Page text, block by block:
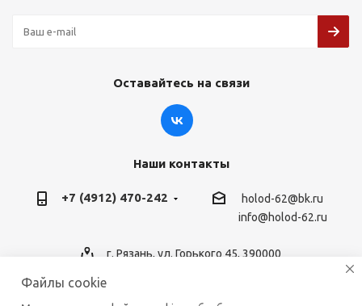
Оставайтесь на связи
Наши контакты
+7 (4912) 470-242
holod-62@bk.ru
info@holod-62.ru
г. Рязань, ул. Горького 45, 390000
Файлы cookie